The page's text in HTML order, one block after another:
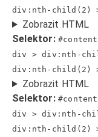
div:nth-child(2)
Zobrazit HTML
Selektor:
div > div:nth-
div:nth-child(2)
Zobrazit HTML
Selektor:
div > div:nth-
div:nth-child(2)